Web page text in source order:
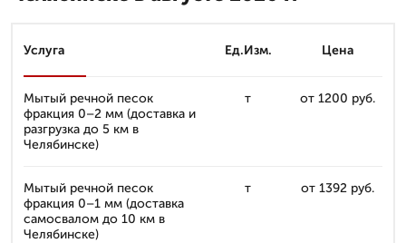
Услуга Ед.Изм. Цена
Мытый речной песок
фракция 0–2 мм (доставка и
разгрузка до 5 км в
Челябинске)
т от 1200 руб.
Мытый речной песок
фракция 0–1 мм (доставка
самосвалом до 10 км в
Челябинске)
т от 1392 руб.